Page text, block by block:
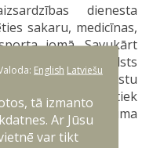
dienesta
sakaru, medicīnas,
jomā. Savukārt
pabeigšanas valsts
pildīt dienestu
divizionā un tiek
un nodrošinājuma
vadībā.
English Latviešu
tā izmanto
Ar Jūsu
var tikt